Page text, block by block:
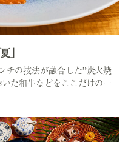
」
チの技法が融合した”炭火焼
た和牛などをここだけの一